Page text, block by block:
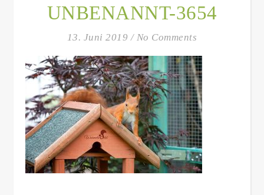
UNBENANNT-3654
13. Juni 2019 / No Comments